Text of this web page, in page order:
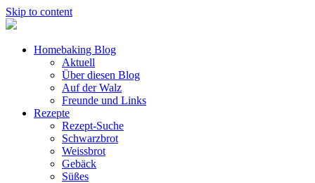
Skip to content
Homebaking Blog
Aktuell
Über diesen Blog
Auf der Walz
Freunde und Links
Rezepte
Rezept-Suche
Schwarzbrot
Weissbrot
Gebäck
Süßes